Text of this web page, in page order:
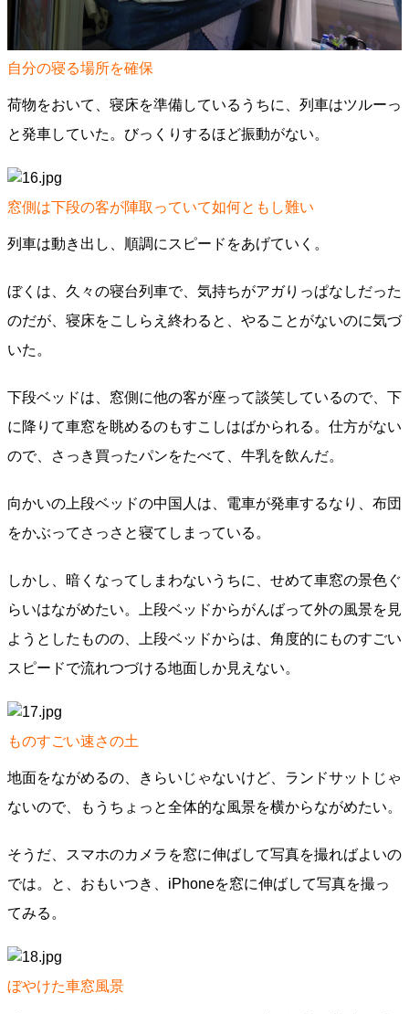
自分の寝る場所を確保
荷物をおいて、寝床を準備しているうちに、列車はツルーっ
と発車していた。びっくりするほど振動がない。
窓側は下段の客が陣取っていて如何ともし難い
列車は動き出し、順調にスピードをあげていく。
ぼくは、久々の寝台列車で、気持ちがアガりっぱなしだった
のだが、寝床をこしらえ終わると、やることがないのに気づ
いた。
下段ベッドは、窓側に他の客が座って談笑しているので、下
に降りて車窓を眺めるのもすこしはばかられる。仕方がない
ので、さっき買ったパンをたべて、牛乳を飲んだ。
向かいの上段ベッドの中国人は、電車が発車するなり、布団
をかぶってさっさと寝てしまっている。
しかし、暗くなってしまわないうちに、せめて車窓の景色ぐ
らいはながめたい。上段ベッドからがんばって外の風景を見
ようとしたものの、上段ベッドからは、角度的にものすごい
スピードで流れつづける地面しか見えない。
ものすごい速さの土
地面をながめるの、きらいじゃないけど、ランドサットじゃ
ないので、もうちょっと全体的な風景を横からながめたい。
そうだ、スマホのカメラを窓に伸ばして写真を撮ればよいの
では。と、おもいつき、iPhoneを窓に伸ばして写真を撮っ
てみる。
ぼやけた車窓風景